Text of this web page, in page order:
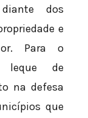
dos
e
Para o
leque de
na defesa
que